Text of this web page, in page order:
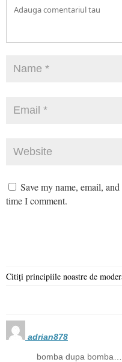
Save my name, email,
time I comment.
Citiți principiile noastre de
adrian878
bomba dupa